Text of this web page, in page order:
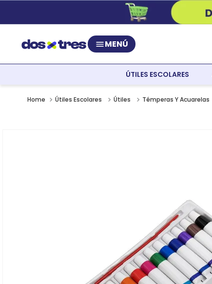
MENÚ
ÚTILES ESCOLARES
Útiles Escolares Útiles Témperas Y Acuarelas